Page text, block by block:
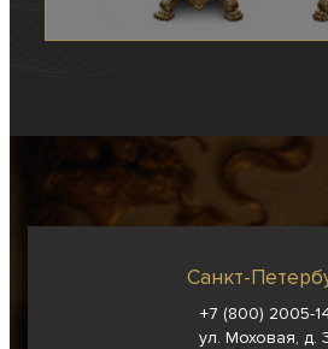
Санкт-
+7 (800) 2005-
ул. Моховая, д.